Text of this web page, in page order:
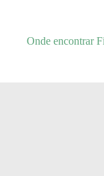
Onde encontrar